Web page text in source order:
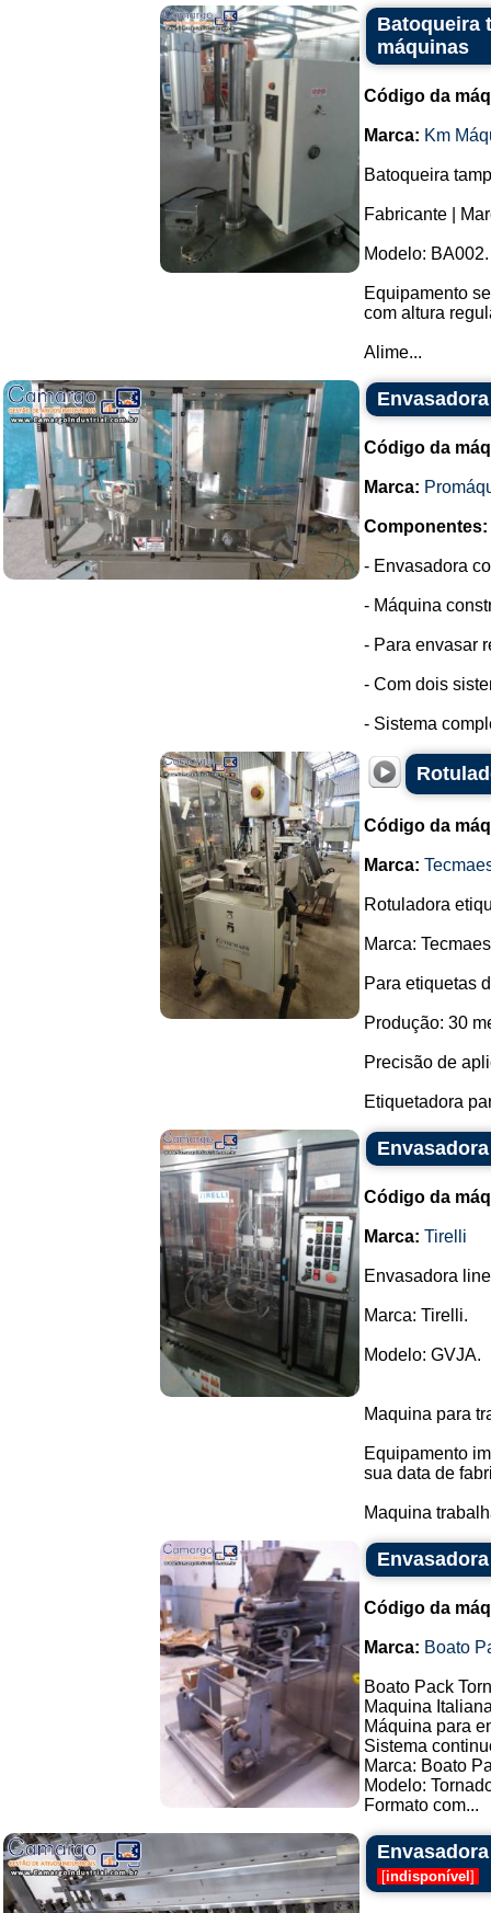
Batoqueira
máquinas
Código da
Marca: Km
Batoqueira
Fabricante |
Modelo: BA002.
Equipamento
com altura
Alime...
Código da
Marca:
Componentes:
- Envasadora
- Máquina
- Para envasar
- Com dois
- Sistema
Código da
Marca:
Rotuladora
Marca:
Para etiquetas
Produção: 30
Precisão de
Etiquetadora
Código da
Marca: Tirelli
Envasadora
Marca: Tirelli.
Modelo: GVJA.
Maquina para
Equipamento
sua data de
Maquina
Código da
Marca: Boato
Boato Pack
Maquina
Máquina para
Sistema
Marca: Boato
Modelo:
Formato com...
[indisponível ]